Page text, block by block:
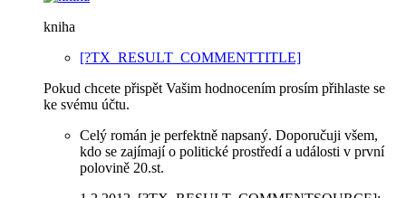
kniha
[?TX_RESULT_COMMENTTITLE]
Pokud chcete přispět Vašim hodnocením prosím přihlaste se
ke svému účtu.
Celý román je perfektně napsaný. Doporučuji všem,
kdo se zajímají o politické prostředí a události v první
polovině 20.st.